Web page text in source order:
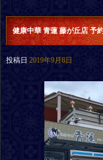
健康中華 青蓮 藤が丘店 予
投稿日 2019年9月8日